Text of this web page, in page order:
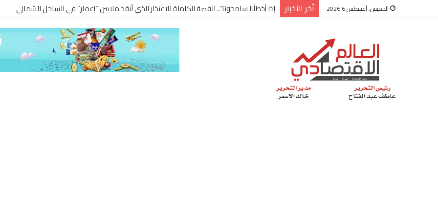
الخميس, أغسطس 6 2026 أخر الأخبار شركة “Scope Developments” تعلن تولي أحمد كمال عيسى منصب الرئيس التنفيذي للقطاع التجاري